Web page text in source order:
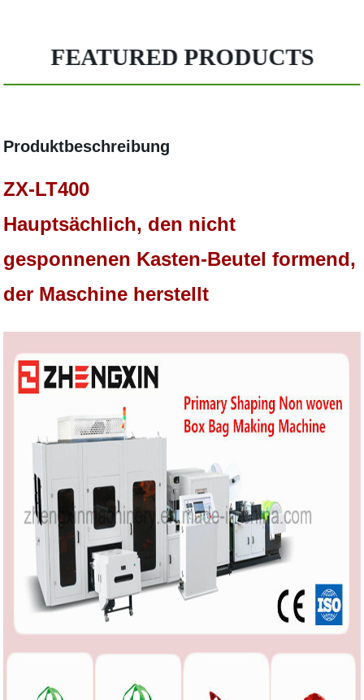
FEATURED PRODUCTS
Produktbeschreibung
ZX-LT400
Hauptsächlich, den nicht
gesponnenen Kasten-Beutel formend,
der Maschine herstellt